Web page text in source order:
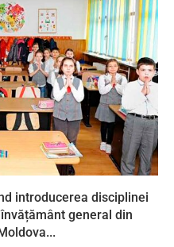
introducerea disciplinei
general din